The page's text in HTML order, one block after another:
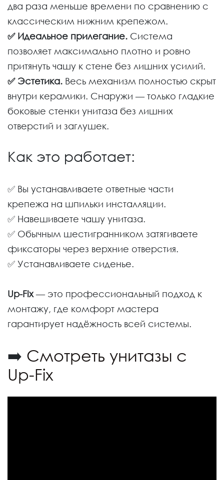
два раза меньше времени по сравнению с
классическим нижним крепежом.
✅ Идеальное прилегание. Система
позволяет максимально плотно и ровно
притянуть чашу к стене без лишних усилий.
✅ Эстетика. Весь механизм полностью скрыт
внутри керамики. Снаружи — только гладкие
боковые стенки унитаза без лишних
отверстий и заглушек.
Как это работает:
✅ Вы устанавливаете ответные части
крепежа на шпильки инсталляции.
✅ Навешиваете чашу унитаза.
✅ Обычным шестигранником затягиваете
фиксаторы через верхние отверстия.
✅ Устанавливаете сиденье.
Up-Fix— это профессиональный подход к
монтажу, где комфорт мастера
гарантирует надёжность всей системы.
➡️ Смотреть унитазы с
Up-Fix